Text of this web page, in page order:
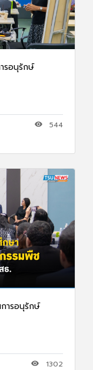
รอนุรักษ์
544
ารอนุรักษ์
1302